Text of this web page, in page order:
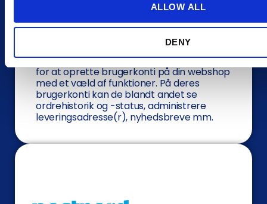
ALLOW ALL
DENY
Med Magento har dine kunder mulighed
for at oprette brugerkonti på din webshop
med et væld af funktioner. På deres
brugerkonti kan de blandt andet se
ordrehistorik og -status, administrere
leveringsadresse(r), nyhedsbreve mm.